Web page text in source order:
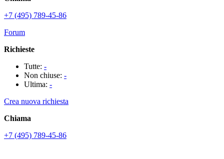
+7 (495) 789-45-86
Forum
Richieste
Tutte: -
Non chiuse: -
Ultima: -
Crea nuova richiesta
Chiama
+7 (495) 789-45-86